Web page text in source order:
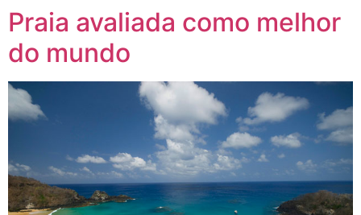
Praia avaliada como melhor
do mundo